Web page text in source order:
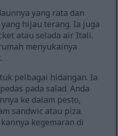
yang rata dan
hijau terang. Ia juga
atau selada air Itali.
menyukainya
pelbagai hidangan. Ia
pada salad. Anda
ke dalam pesto,
sandwic atau piza.
kegemaran di